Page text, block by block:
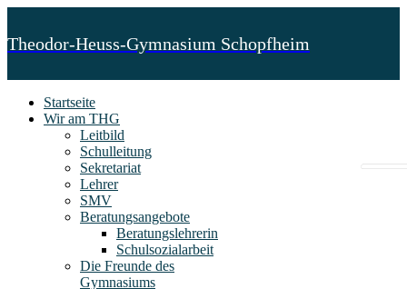
Theodor-Heuss-Gymnasium Schopfheim
Startseite
Wir am THG
Leitbild
Schulleitung
Sekretariat
Lehrer
SMV
Beratungsangebote
Beratungslehrerin
Schulsozialarbeit
Die Freunde des
Gymnasiums